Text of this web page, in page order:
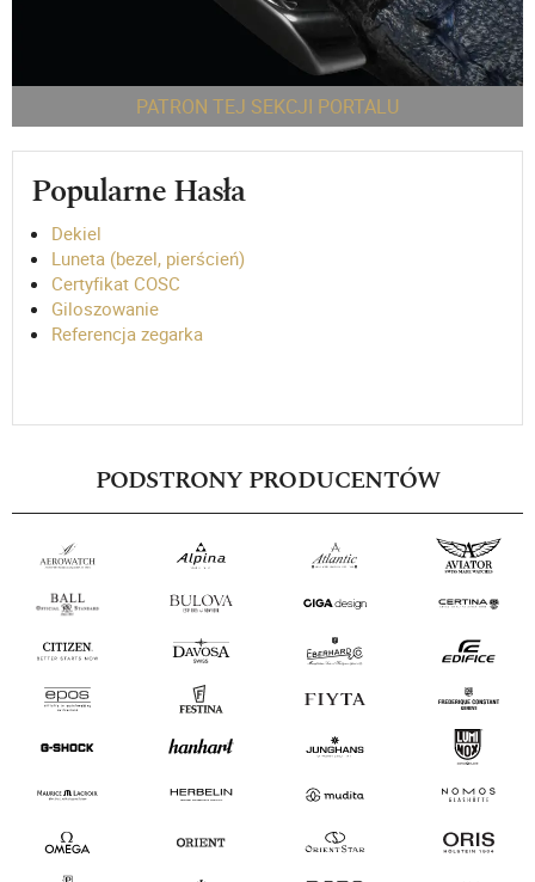
PATRON TEJ SEKCJI PORTALU
Popularne Hasła
Dekiel
Luneta (bezel, pierścień)
Certyfikat COSC
Giloszowanie
Referencja zegarka
PODSTRONY PRODUCENTÓW